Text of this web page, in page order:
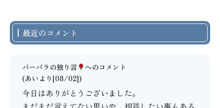
最近のコメント
バーバラの独り言
へのコメント
(あいより[08/02])
今日はありがとうございました。